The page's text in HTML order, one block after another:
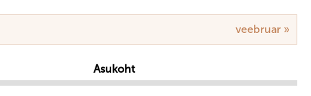
veebruar »
Asukoht